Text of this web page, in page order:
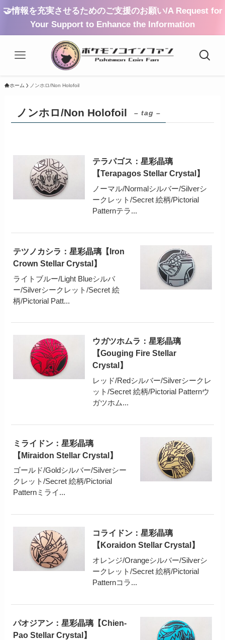
🤝情報を充実させるためのご支援のお願い/A Request for
Your Support to Enhance the Information
ホーム ノンホロ/Non Holofoil
ノンホロ/Non Holofoil – tag –
テラパゴス：星彩晶璃
【Terapagos Stellar Crystal】
ノーマル/Normalシルバー/Silverシ
ークレット/Secret 絵柄/Pictorial
Patternテラ...
テツノカシラ：星彩晶璃【Iron
Crown Stellar Crystal】
ライトブルー/Light Blueシルバ
ー/Silverシークレット/Secret 絵
柄/Pictorial Patt...
ウガツホムラ：星彩晶璃
【Gouging Fire Stellar
Crystal】
レッド/Redシルバー/Silverシークレ
ット/Secret 絵柄/Pictorial Patternウ
ガツホム...
ミライドン：星彩晶璃
【Miraidon Stellar Crystal】
ゴールド/Goldシルバー/Silverシー
クレット/Secret 絵柄/Pictorial
Patternミライ...
コライドン：星彩晶璃
【Koraidon Stellar Crystal】
オレンジ/Orangeシルバー/Silverシ
ークレット/Secret 絵柄/Pictorial
Patternコラ...
パオジアン：星彩晶璃【Chien-
Pao Stellar Crystal】